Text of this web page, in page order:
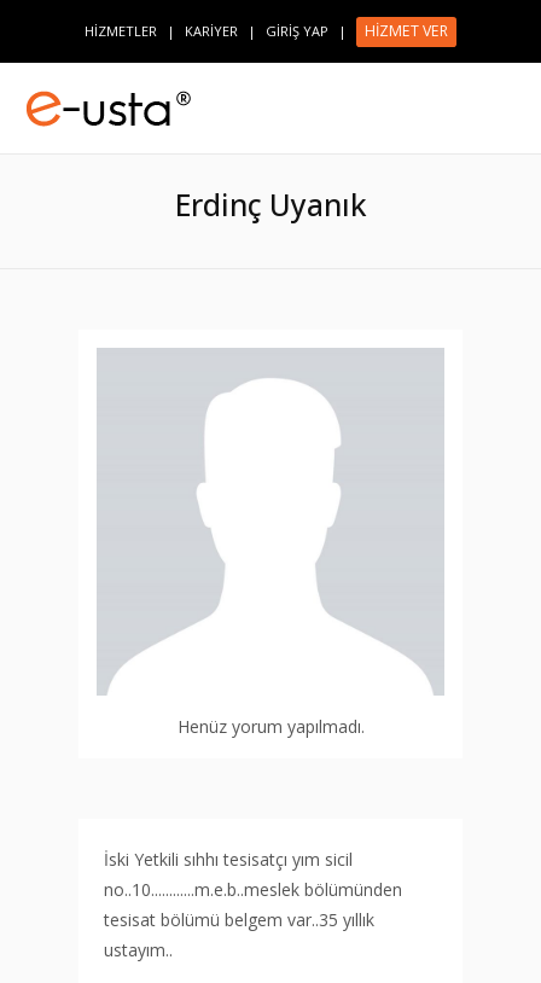
HİZMETLER | KARİYER | GİRİŞ YAP | HİZMET VER
Erdinç Uyanık
Henüz yorum yapılmadı.
İski Yetkili sıhhı tesisatçı yım sicil
no..10............m.e.b..meslek bölümünden
tesisat bölümü belgem var..35 yıllık
ustayım..